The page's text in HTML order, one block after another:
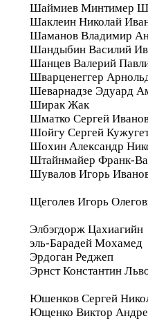
Шаймиев Минтимер
Шаклеин Николай
Шаманов Владимир
Шандыбин Василий
Шанцев Валерий
Шварценеггер
Шеварнадзе Эдуард
Ширак Жак
Шматко Сергей
Шойгу Сергей
Шохин Александр
Штайнмайер Франк-
Шувалов Игорь
Щеголев Игорь
Элбэгдорж Цахиагийн
эль-Барадей Мохамед
Эрдоган Реджеп
Эрнст Константин
Юшенков Сергей
Ющенко Виктор